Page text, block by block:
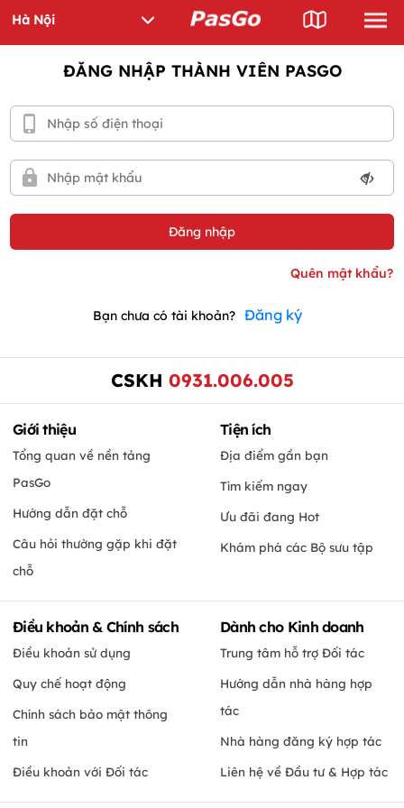
ĐĂNG NHẬP THÀNH VIÊN PASGO
Bạn chưa có tài khoản? Đăng ký
CSKH 0931.006.005
Giới thiệu
Tổng quan về nền tảng
PasGo
Hướng dẫn đặt chỗ
Câu hỏi thường gặp khi đặt
chỗ
Tiện ích
Địa điểm gần bạn
Tìm kiếm ngay
Ưu đãi đang Hot
Khám phá các Bộ sưu tập
Điều khoản & Chính sách
Điều khoản sử dụng
Quy chế hoạt động
Chính sách bảo mật thông
tin
Điều khoản với Đối tác
Dành cho Kinh doanh
Trung tâm hỗ trợ Đối tác
Hướng dẫn nhà hàng hợp
tác
Nhà hàng đăng ký hợp tác
Liên hệ về Đầu tư & Hợp tác